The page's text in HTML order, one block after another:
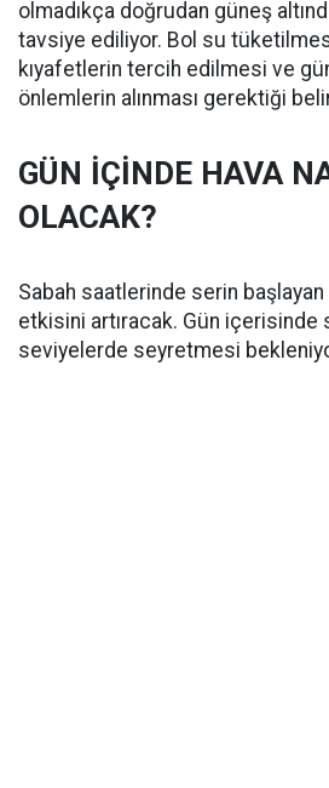
olmadıkça doğrudan güneş
tavsiye ediliyor. Bol su
kıyafetlerin tercih edilmesi ve
önlemlerin alınması gerektiği
GÜN İÇİNDE HAVA
OLACAK?
Sabah saatlerinde serin
etkisini artıracak. Gün içerisinde
seviyelerde seyretmesi